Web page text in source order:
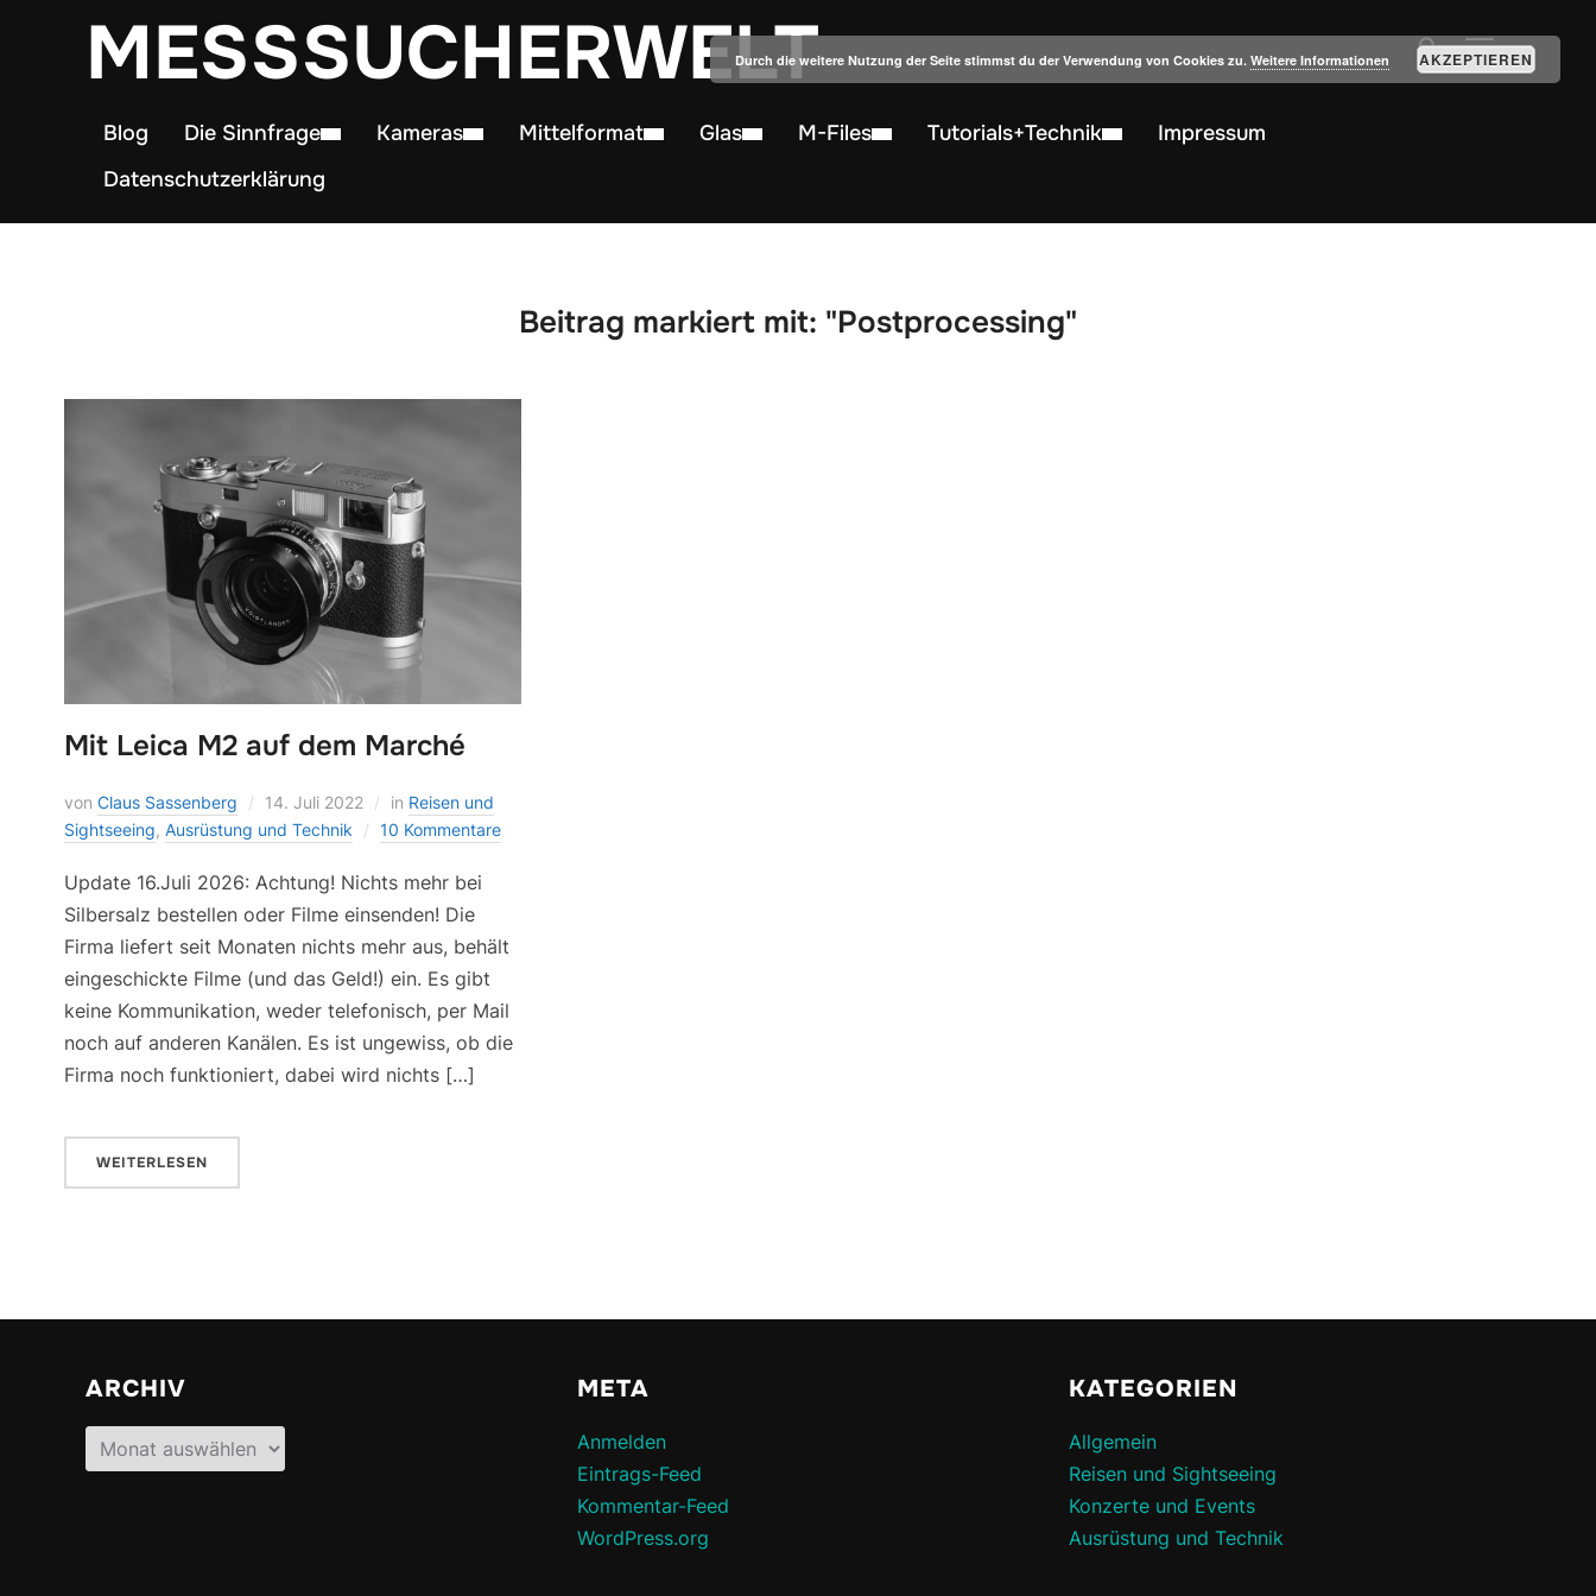
MESSSUCHERWELT
Blog Die Sinnfrage Kameras Mittelformat Glas M-Files Tutorials+Technik
Impressum
Datenschutzerklärung
Beitrag markiert mit: "Postprocessing"
Mit Leica M2 auf dem Marché
von Claus Sassenberg 14. Juli 2022 in Reisen und
Sightseeing, Ausrüstung und Technik 10 Kommentare
Update 16.Juli 2026: Achtung! Nichts mehr bei
Silbersalz bestellen oder Filme einsenden! Die
Firma liefert seit Monaten nichts mehr aus, behält
eingeschickte Filme (und das Geld!) ein. Es gibt
keine Kommunikation, weder telefonisch, per Mail
noch auf anderen Kanälen. Es ist ungewiss, ob die
Firma noch funktioniert, dabei wird nichts […]
WEITERLESEN
ARCHIV
Archiv
META
Anmelden
Eintrags-Feed
Kommentar-Feed
WordPress.org
KATEGORIEN
Allgemein
Reisen und Sightseeing
Konzerte und Events
Ausrüstung und Technik
Durch die weitere Nutzung der Seite stimmst du der Verwendung von Cookies zu. Weitere Informationen AKZEPTIEREN